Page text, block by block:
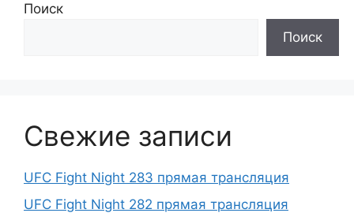
Поиск
Поиск
Свежие записи
UFC Fight Night 283 прямая трансляция
UFC Fight Night 282 прямая трансляция